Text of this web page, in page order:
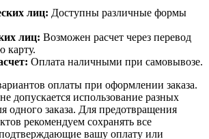
лиц: Доступны различные формы
лиц: Возможен расчет через перевод
карту.
Оплата наличными при самовывозе.
оплаты при оформлении заказа.
допускается использование разных
одного заказа. Для предотвращения
рекомендуем сохранять все
вашу оплату или